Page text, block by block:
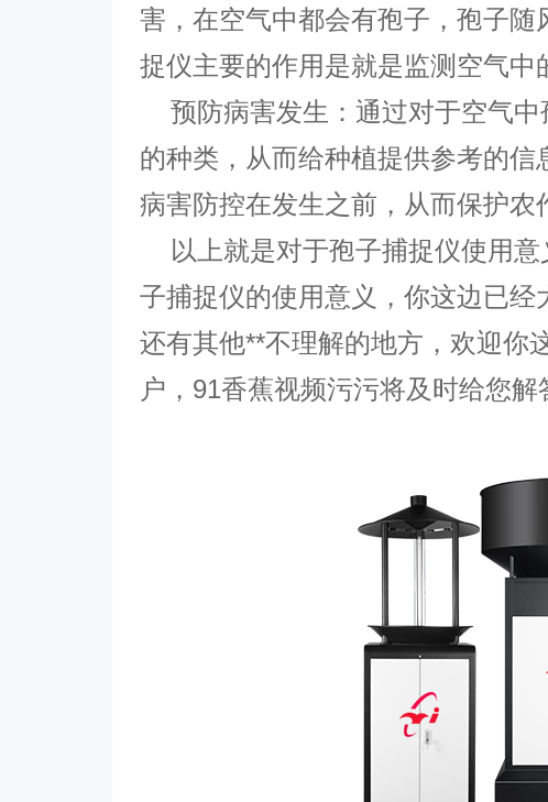
害，在空气中都会有孢子，孢子
捉仪主要的作用是就是监测空气中
预防病害发生：通过对于空气
的种类，从而给种植提供参考的
病害防控在发生之前，从而保护农
以上就是对于孢子捕捉仪使用
子捕捉仪的使用意义，你这边已
还有其他**不理解的地方，欢迎你
户，91香蕉视频污污将及时给您解